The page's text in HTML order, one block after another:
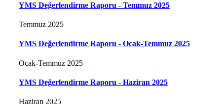
YMS Değerlendirme Raporu - Temmuz 2025
Temmuz 2025
YMS Değerlendirme Raporu - Ocak-Temmuz 2025
Ocak-Temmuz 2025
YMS Değerlendirme Raporu - Haziran 2025
Haziran 2025